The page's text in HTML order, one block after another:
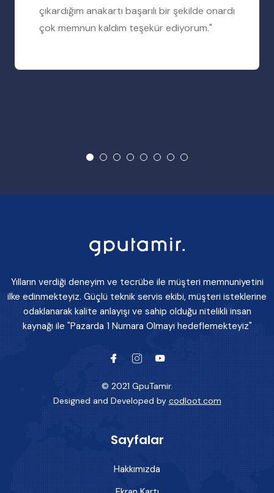
çıkardığım anakartı başarılı bir şekilde onardı
çok memnun kaldım teşekür ediyorum."
Yılların verdiği deneyim ve tecrübe ile müşteri memnuniyetini
ilke edinmekteyiz. Güçlü teknik servis ekibi, müşteri isteklerine
odaklanarak kalite anlayışı ve sahip olduğu nitelikli insan
kaynağı ile "Pazarda 1 Numara Olmayı hedeflemekteyiz"
© 2021 GpuTamir.
Designed and Developed by codloot.com
Sayfalar
Hakkımızda